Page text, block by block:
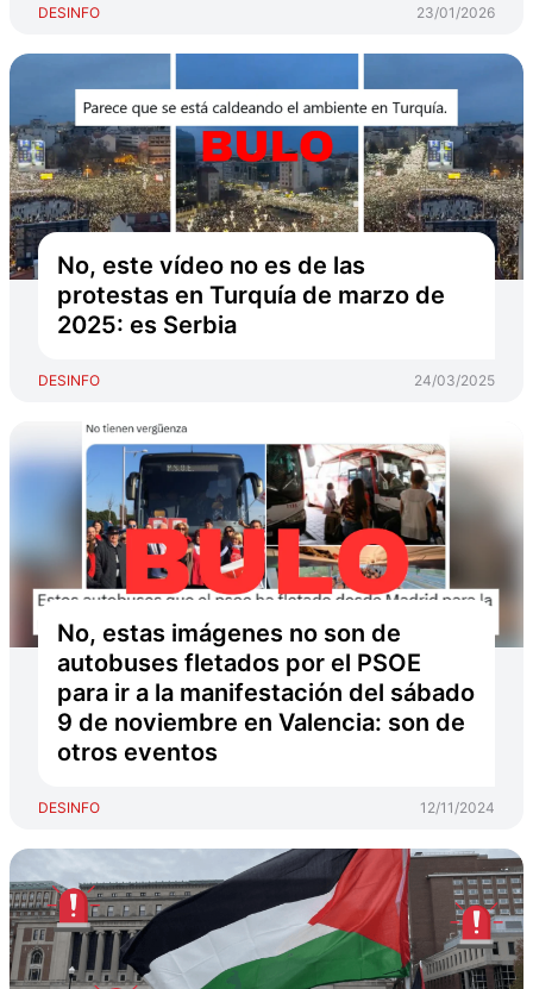
DESINFO 23/01/2026
No, este vídeo no es de las
protestas en Turquía de marzo de
2025: es Serbia
DESINFO 24/03/2025
No, estas imágenes no son de
autobuses fletados por el PSOE
para ir a la manifestación del sábado
9 de noviembre en Valencia: son de
otros eventos
DESINFO 12/11/2024